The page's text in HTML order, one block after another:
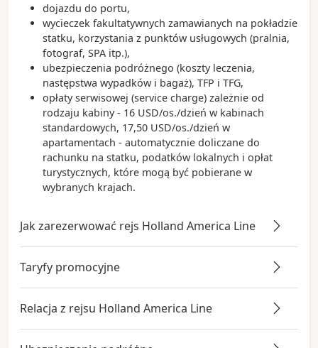
dojazdu do portu,
wycieczek fakultatywnych zamawianych na pokładzie
statku, korzystania z punktów usługowych (pralnia,
fotograf, SPA itp.),
ubezpieczenia podróżnego (koszty leczenia,
następstwa wypadków i bagaż), TFP i TFG,
opłaty serwisowej (service charge) zależnie od
rodzaju kabiny - 16 USD/os./dzień w kabinach
standardowych, 17,50 USD/os./dzień w
apartamentach - automatycznie doliczane do
rachunku na statku, podatków lokalnych i opłat
turystycznych, które mogą być pobierane w
wybranych krajach.
Jak zarezerwować rejs Holland America Line
Taryfy promocyjne
Relacja z rejsu Holland America Line